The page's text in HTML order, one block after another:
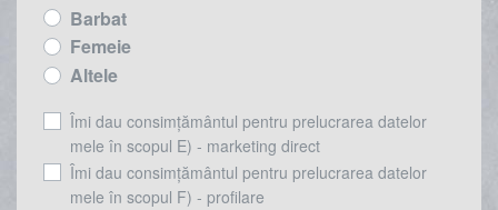
Barbat
Femeie
Altele
Îmi dau consimțământul pentru prelucrarea datelor
mele în scopul E) - marketing direct
Îmi dau consimțământul pentru prelucrarea datelor
mele în scopul F) - profilare